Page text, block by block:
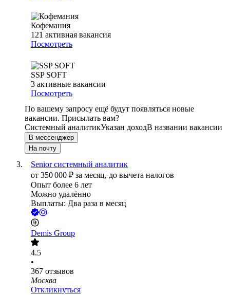
Кофемания
121 активная вакансия
Посмотреть
SSP SOFT
3 активные вакансии
Посмотреть
По вашему запросу ещё будут появляться новые
вакансии. Присылать вам?
Системный аналитикУказан доходВ названии вакансии
В мессенджер
На почту
Senior системный аналитик
от 350 000 ₽ за месяц, до вычета налогов
Опыт более 6 лет
Можно удалённо
Выплаты: Два раза в месяц
Demis Group
4.5
•
367 отзывов
Москва
Откликнуться